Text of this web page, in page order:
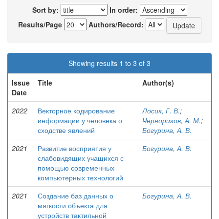
Sort by:
In order:
Results/Page
Authors/Record:
Showing results 1 to 3 of 3
Issue
Date
Title Author(s)
2022
Векторное кодирование
информации у человека о
сходстве явлений
Лосик, Г. В.;
Черноризов, А. М.;
Богурина, А. В.
2021
Развитие восприятия у
слабовидящих учащихся с
помощью современных
компьютерных технологий
Богурина, А. В.
2021
Создание баз данных о
мягкости объекта для
устройств тактильной
Богурина, А. В.